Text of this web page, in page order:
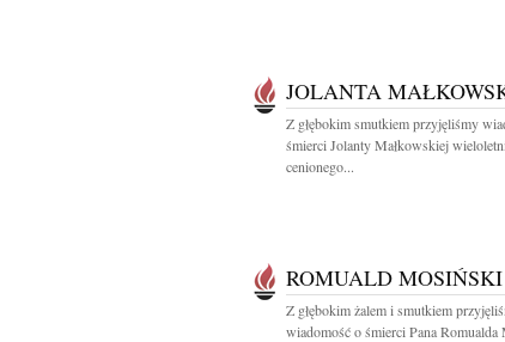
JOLANTA
Z głębokim smutkiem przyjęliśmy
śmierci Jolanty Małkowskiej
cenionego...
ROMUALD MOSIŃSKI
Z głębokim żalem i smutkiem
wiadomość o śmierci Pana Romualda